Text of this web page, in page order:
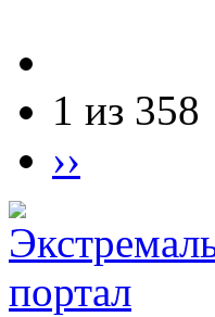
1 из 358
››